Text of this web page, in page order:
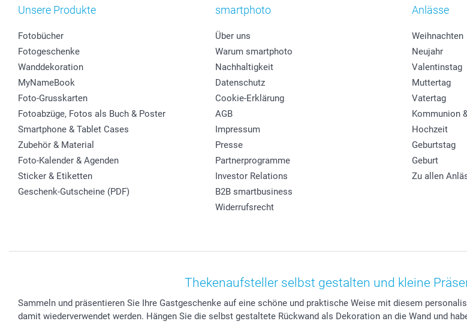
Unsere Produkte
Fotobücher
Fotogeschenke
Wanddekoration
MyNameBook
Foto-Grusskarten
Fotoabzüge, Fotos als Buch & Poster
Smartphone & Tablet Cases
Zubehör & Material
Foto-Kalender & Agenden
Sticker & Etiketten
Geschenk-Gutscheine (PDF)
smartphoto
Über uns
Warum smartphoto
Nachhaltigkeit
Datenschutz
Cookie-Erklärung
AGB
Impressum
Presse
Partnerprogramme
Investor Relations
B2B smartbusiness
Widerrufsrecht
Anlässe
Weihnachten
Neujahr
Valentinstag
Muttertag
Vatertag
Kommunion
Hochzeit
Geburtstag
Geburt
Zu allen
Thekenaufsteller selbst gestalten und kleine
Sammeln und präsentieren Sie Ihre Gastgeschenke auf eine schöne und praktische Weise mit diesem
damit wiederverwendet werden. Hängen Sie die selbst gestaltete Rückwand als Dekoration an die Wand und